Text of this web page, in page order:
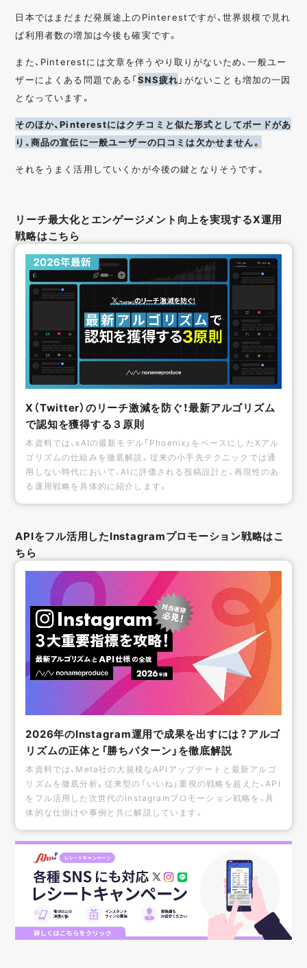
日本ではまだまだ発展途上のPinterestですが、世界規模で見れ
ば利用者数の増加は今後も確実です。
また、Pinterestには文章を伴うやり取りがないため、一般ユー
ザーによくある問題である「SNS疲れ 」がないことも増加の一因
となっています。
そのほか、Pinterestにはクチコミと似た形式としてボードがあ
り、商品の宣伝に一般ユーザーの口コミは欠かせません。
それをうまく活用していくかが今後の鍵となりそうです。
リーチ最大化とエンゲージメント向上を実現するX運用
戦略はこちら
X（Twitter）のリーチ激減を防ぐ！最新アルゴリズム
で認知を獲得する３原則
本資料では、xAIの最新モデル「Phoenix」をベースにしたXアル
ゴリズムの仕組みを徹底解説。従来の小手先テクニックでは通
用しない時代において、AIに評価される投稿設計と、再現性のあ
る運用戦略を具体的に紹介します。
APIをフル活用したInstagramプロモーション戦略はこ
ちら
2026年のInstagram運用で成果を出すには？アルゴ
リズムの正体と「勝ちパターン」を徹底解説
本資料では、Meta社の大規模なAPIアップデートと最新アルゴ
リズムを徹底分析。従来型の「いいね」重視の戦略を超えた、API
をフル活用した次世代のInstagramプロモーション戦略を、具
体的な仕掛けや事例と共に解説しています。